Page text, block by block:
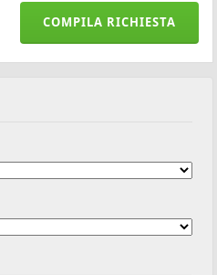
COMPILA RICHIESTA